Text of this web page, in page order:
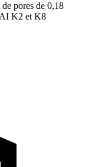
pores de 0,18
K2 et K8